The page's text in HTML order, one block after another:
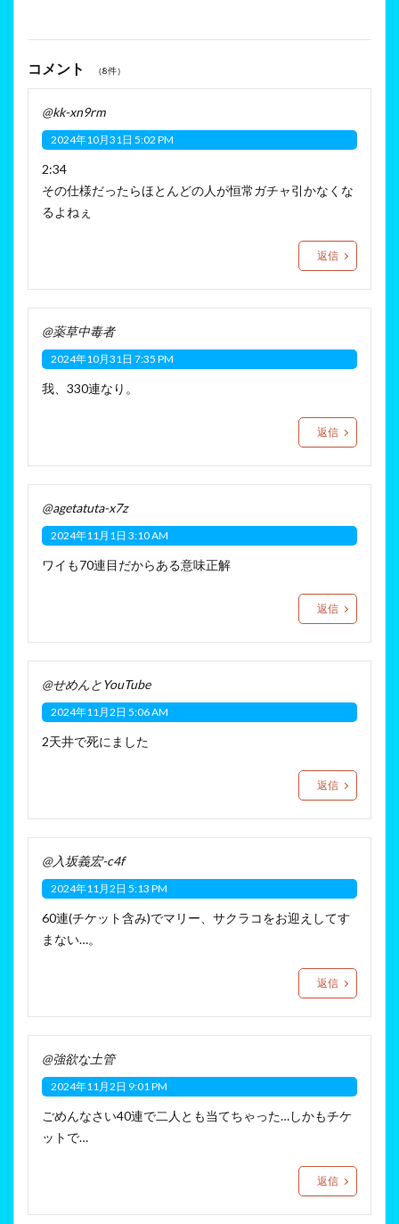
コメント （8件）
@kk-xn9rm
2024年10月31日 5:02 PM
2:34
その仕様だったらほとんどの人が恒常ガチャ引かなくな
るよねぇ
返信
@薬草中毒者
2024年10月31日 7:35 PM
我、330連なり。
返信
@agetatuta-x7z
2024年11月1日 3:10 AM
ワイも70連目だからある意味正解
返信
@せめんとYouTube
2024年11月2日 5:06 AM
2天井で死にました
返信
@入坂義宏-c4f
2024年11月2日 5:13 PM
60連(チケット含み)でマリー、サクラコをお迎えしてす
まない…。
返信
@強欲な土管
2024年11月2日 9:01 PM
ごめんなさい40連で二人とも当てちゃった…しかもチケ
ットで…
返信